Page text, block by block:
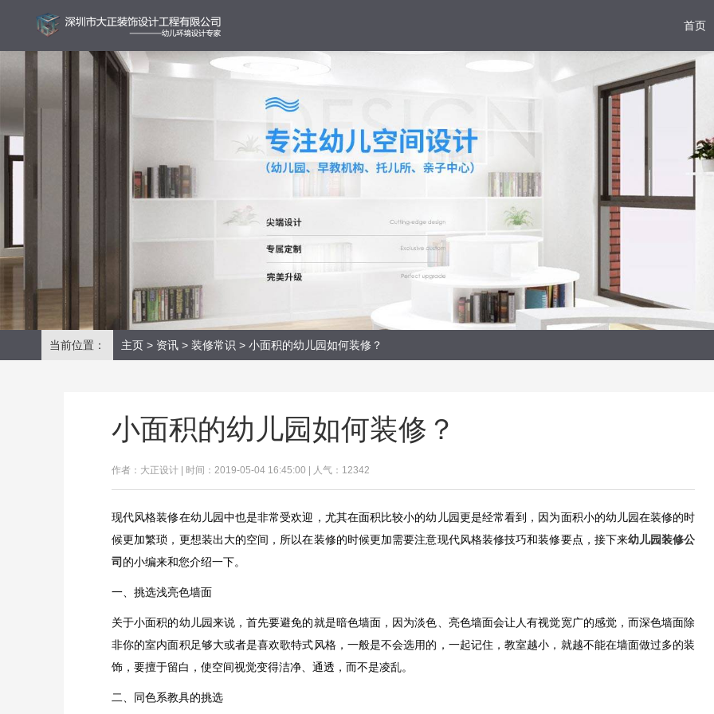
首页
当前位置： 主页 > 资讯 > 装修常识 > 小面积的幼儿园如何装修？
小面积的幼儿园如何装修？
作者：大正设计 | 时间：2019-05-04 16:45:00 | 人气：12342
现代风格装修在幼儿园中也是非常受欢迎，尤其在面积比较小的幼儿园更是经常看到，因为面积小的幼儿园在装修的时
候更加繁琐，更想装出大的空间，所以在装修的时候更加需要注意现代风格装修技巧和装修要点，接下来幼儿园装修公
司 的小编来和您介绍一下。
一、挑选浅亮色墙面
关于小面积的幼儿园来说，首先要避免的就是暗色墙面，因为淡色、亮色墙面会让人有视觉宽广的感觉，而深色墙面除
非你的室内面积足够大或者是喜欢歌特式风格，一般是不会选用的，一起记住，教室越小，就越不能在墙面做过多的装
饰，要擅于留白，使空间视觉变得洁净、通透，而不是凌乱。
二、同色系教具的挑选